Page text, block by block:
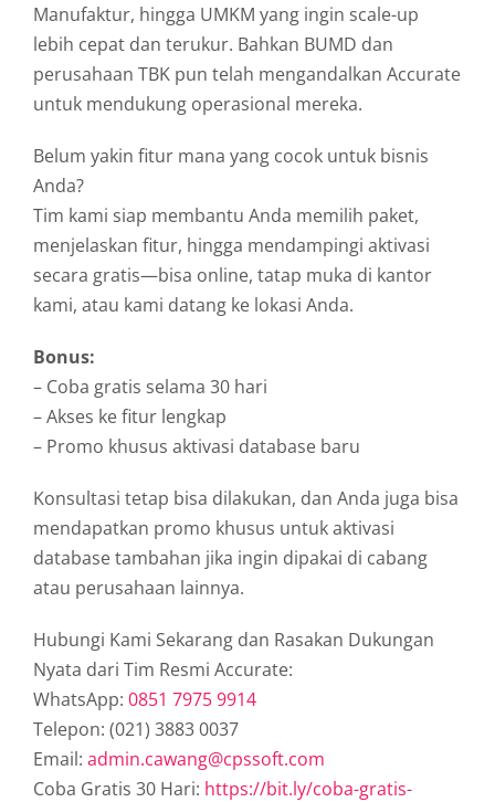
Manufaktur, hingga UMKM yang ingin scale-up
lebih cepat dan terukur. Bahkan BUMD dan
perusahaan TBK pun telah mengandalkan Accurate
untuk mendukung operasional mereka.
Belum yakin fitur mana yang cocok untuk bisnis
Anda?
Tim kami siap membantu Anda memilih paket,
menjelaskan fitur, hingga mendampingi aktivasi
secara gratis—bisa online, tatap muka di kantor
kami, atau kami datang ke lokasi Anda.
Bonus:
– Coba gratis selama 30 hari
– Akses ke fitur lengkap
– Promo khusus aktivasi database baru
Konsultasi tetap bisa dilakukan, dan Anda juga bisa
mendapatkan promo khusus untuk aktivasi
database tambahan jika ingin dipakai di cabang
atau perusahaan lainnya.
Hubungi Kami Sekarang dan Rasakan Dukungan
Nyata dari Tim Resmi Accurate:
WhatsApp: 0851 7975 9914
Telepon: (021) 3883 0037
Email: admin.cawang@cpssoft.com
Coba Gratis 30 Hari: https://bit.ly/coba-gratis-